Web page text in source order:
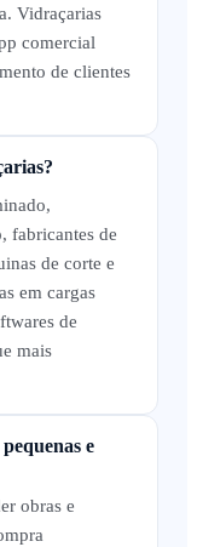
Vidraçarias
comercial
de clientes
fabricantes de
de corte e
em cargas
de
mais
e
obras e